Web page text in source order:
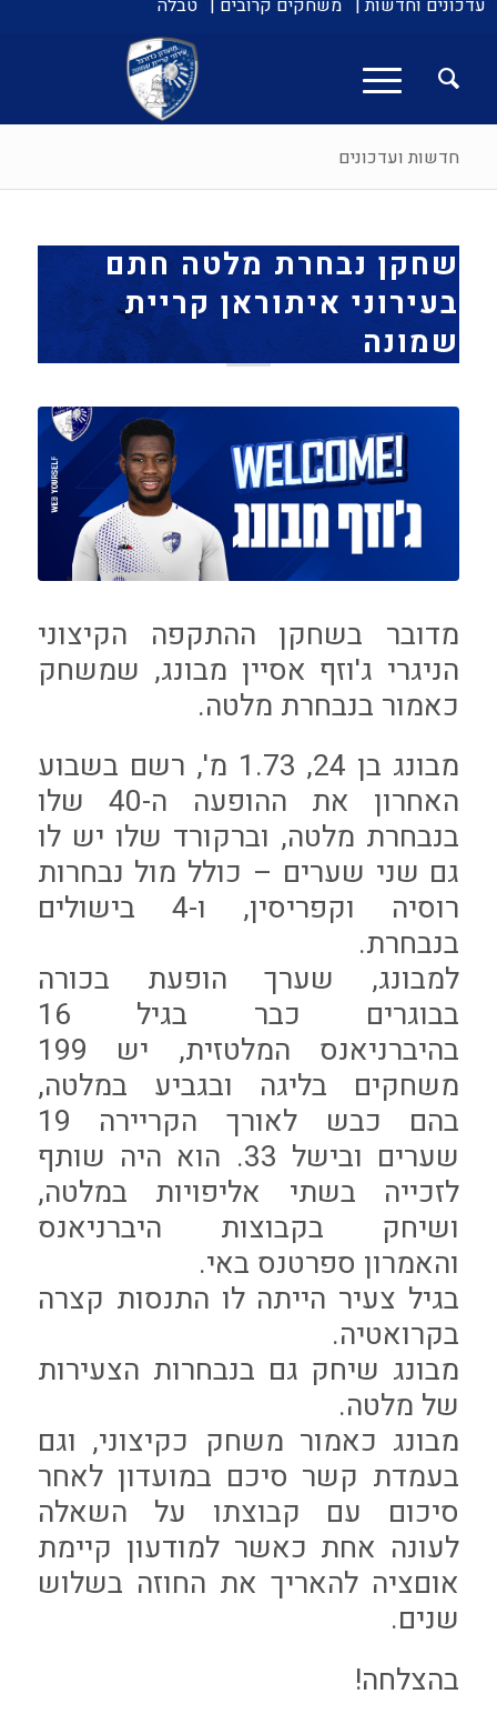
עדכונים וחדשות | משחקים קרובים | טבלה
חדשות ועדכונים
שחקן נבחרת מלטה חתם
בעירוני איתוראן קריית
שמונה
מדובר בשחקן ההתקפה הקיצוני
הניגרי ג'וזף אסיין מבונג, שמשחק
כאמור בנבחרת מלטה.
מבונג בן 24, 1.73 מ', רשם בשבוע
האחרון את ההופעה ה-40 שלו
בנבחרת מלטה, וברקורד שלו יש לו
גם שני שערים – כולל מול נבחרות
רוסיה וקפריסין, ו-4 בישולים
בנבחרת.
למבונג, שערך הופעת בכורה
בבוגרים כבר בגיל 16
בהיברניאנס המלטזית, יש 199
משחקים בליגה ובגביע במלטה,
בהם כבש לאורך הקריירה 19
שערים ובישל 33. הוא היה שותף
לזכייה בשתי אליפויות במלטה,
ושיחק בקבוצות היברניאנס
והאמרון ספרטנס באי.
בגיל צעיר הייתה לו התנסות קצרה
בקרואטיה.
מבונג שיחק גם בנבחרות הצעירות
של מלטה.
מבונג כאמור משחק כקיצוני, וגם
בעמדת קשר סיכם במועדון לאחר
סיכום עם קבוצתו על השאלה
לעונה אחת כאשר למודעון קיימת
אוםציה להאריך את החוזה בשלוש
שנים.
בהצלחה!